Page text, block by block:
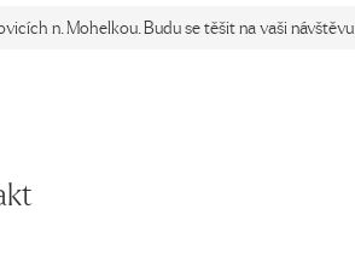
n. Mohelkou. Budu se těšit na vaši návštěvu.